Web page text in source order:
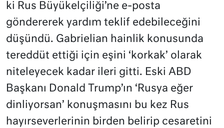
ki Rus Büyükelçiliği’ne e-posta
göndererek yardım teklif edebileceğini
düşündü. Gabrielian hainlik konusunda
tereddüt ettiği için eşini ‘korkak’ olarak
niteleyecek kadar ileri gitti. Eski ABD
Başkanı Donald Trump’ın ‘Rusya eğer
dinliyorsan’ konuşmasını bu kez Rus
hayırseverlerinin birden belirip cesaretini